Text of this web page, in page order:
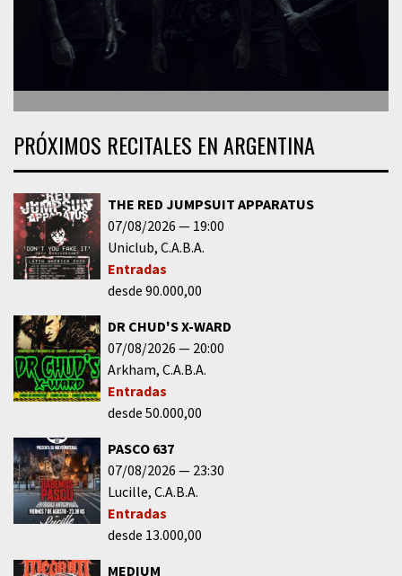
PRÓXIMOS RECITALES EN ARGENTINA
THE RED JUMPSUIT APPARATUS
07/08/2026
19:00
Uniclub C.A.B.A.
Entradas
desde 90.000,00
DR CHUD'S X-WARD
07/08/2026
20:00
Arkham C.A.B.A.
Entradas
desde 50.000,00
PASCO 637
07/08/2026
23:30
Lucille C.A.B.A.
Entradas
desde 13.000,00
MEDIUM